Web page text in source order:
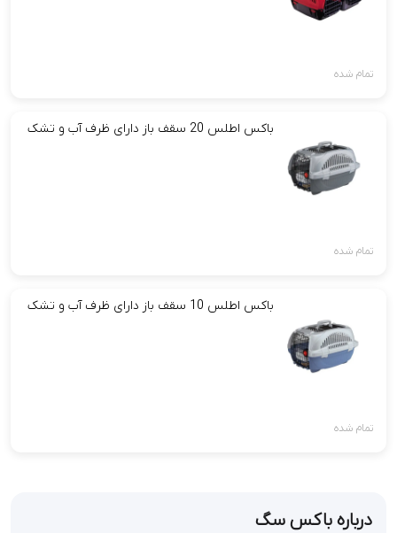
تمام شده
باکس اطلس 20 سقف باز دارای ظرف آب و تشک
تمام شده
باکس اطلس 10 سقف باز دارای ظرف آب و تشک
تمام شده
درباره باکس سگ